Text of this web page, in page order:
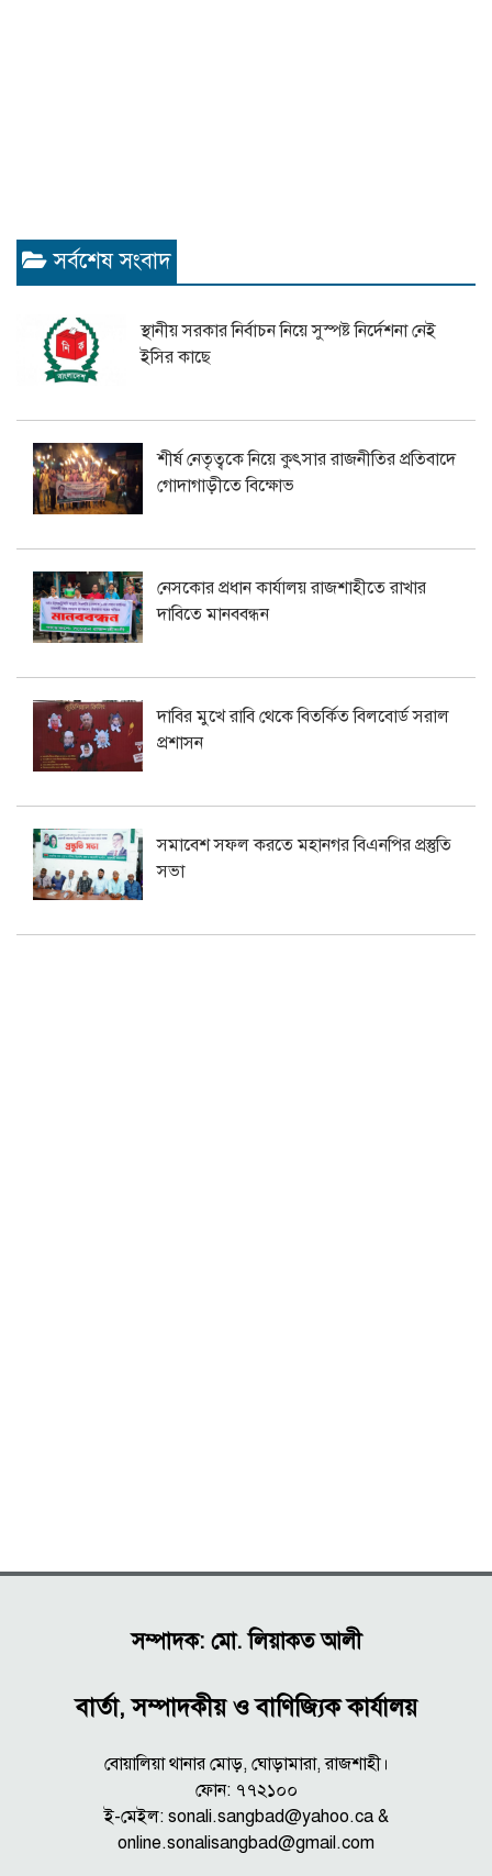
সর্বশেষ সংবাদ
স্থানীয় সরকার নির্বাচন নিয়ে সুস্পষ্ট নির্দেশনা নেই
ইসির কাছে
শীর্ষ নেতৃত্বকে নিয়ে কুৎসার রাজনীতির প্রতিবাদে
গোদাগাড়ীতে বিক্ষোভ
নেসকোর প্রধান কার্যালয় রাজশাহীতে রাখার
দাবিতে মানববন্ধন
দাবির মুখে রাবি থেকে বিতর্কিত বিলবোর্ড সরাল
প্রশাসন
সমাবেশ সফল করতে মহানগর বিএনপির প্রস্তুতি
সভা
সম্পাদক: মো. লিয়াকত আলী
বার্তা, সম্পাদকীয় ও বাণিজ্যিক কার্যালয়
বোয়ালিয়া থানার মোড়, ঘোড়ামারা, রাজশাহী।
ফোন: ৭৭২১০০
ই-মেইল: sonali.sangbad@yahoo.ca &
online.sonalisangbad@gmail.com